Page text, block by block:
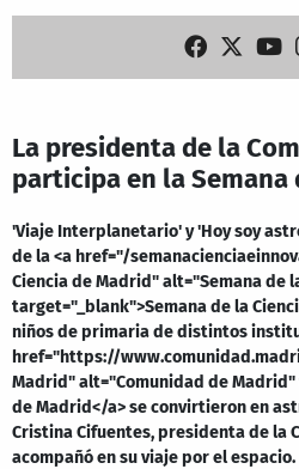
La presidenta de la
participa en la Semana
'Viaje Interplanetario' y 'Hoy soy
de la <a href="/
Ciencia de Madrid" alt="Semana de
target="_blank">Semana de la
niños de primaria de distintos
href="https://
Madrid" alt="Comunidad de
de Madrid</a> se convirtieron en
Cristina Cifuentes, presidenta de la
acompañó en su viaje por el